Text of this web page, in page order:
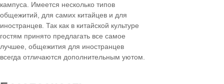
кампуса. Имеется несколько типов
общежитий, для самих китайцев и для
иностранцев. Так как в китайской культуре
гостям принято предлагать все самое
лучшее, общежития для иностранцев
всегда отличаются дополнительным уютом.